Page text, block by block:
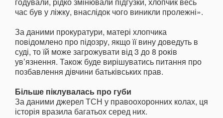
час був у ліжку, внаслідок чого виникли пролежні».
За даними прокуратури, матері хлопчика
повідомлено про підозру, якщо її вину доведуть в
суді, то їй може загрожувати від 3 до 8 років
ув’язнення. Також буде вирішуватись питання про
позбавлення дівчини батьківських прав.
Більше піклувалась про губи
За даними джерел ТСН у правоохоронних колах, ця
історія вразила багатьох серед них.